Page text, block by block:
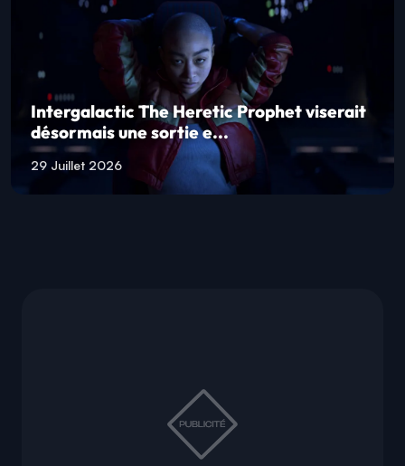
Intergalactic The Heretic Prophet viserait
désormais une sortie e...
29 Juillet 2026